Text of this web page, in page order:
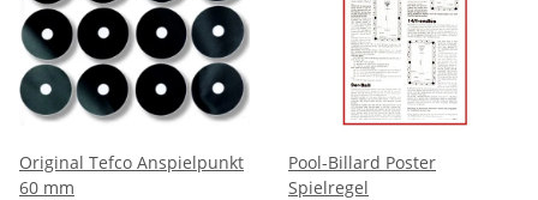
Original Tefco Anspielpunkt
60 mm
Pool-Billard Poster
Spielregel